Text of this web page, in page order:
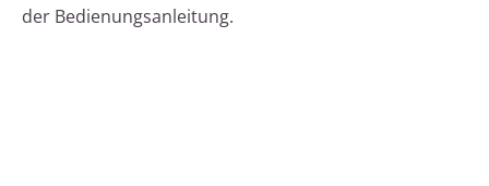
der Bedienungsanleitung.